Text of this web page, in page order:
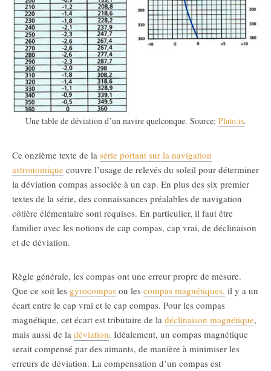
Une table de déviation d’un navire quelconque. Source: Plato.is.
Ce onzième texte de la série portant sur la navigation
astronomique couvre l’usage de relevés du soleil pour déterminer
la déviation compas associée à un cap. En plus des six premier
textes de la série, des connaissances préalables de navigation
côtière élémentaire sont requises. En particulier, il faut être
familier avec les notions de cap compas, cap vrai, de déclinaison
et de déviation.
Règle générale, les compas ont une erreur propre de mesure.
Que ce soit les gyrocompas ou les compas magnétiques, il y a un
écart entre le cap vrai et le cap compas. Pour les compas
magnétique, cet écart est tributaire de la déclinaison magnétique,
mais aussi de la déviation. Idéalement, un compas magnétique
serait compensé par des aimants, de manière à minimiser les
erreurs de déviation. La compensation d’un compas est